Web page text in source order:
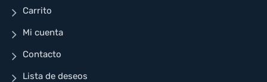
Carrito
Mi cuenta
Contacto
Lista de deseos